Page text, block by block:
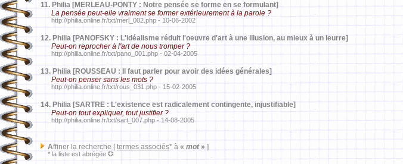
11. Philia [MERLEAU-PONTY : Notre pensée se forme en se formulant]
La pensée peut-elle vraiment se former extérieurement à la parole ?
http://philia.online.fr/txt/merl_002.php - 10-06-2002
12. Philia [PANOFSKY : L'idéalisme réduit l'oeuvre d'art à une illusion, au mieux à un leurre]
Peut-on reprocher à l'art de nous tromper ?
http://philia.online.fr/txt/pano_001.php - 02-04-2005
13. Philia [ROUSSEAU : Il faut parler pour avoir des idées générales]
Peut-on penser sans les mots ?
http://philia.online.fr/txt/rous_031.php - 15-02-2005
14. Philia [SARTRE : L'existence est radicalement contingente, injustifiable]
Peut-on tout expliquer, tout justifier ?
http://philia.online.fr/txt/sart_007.php - 14-08-2005
Affiner la recherche [ termes associés* à « mot» ]
* la liste est abrégée